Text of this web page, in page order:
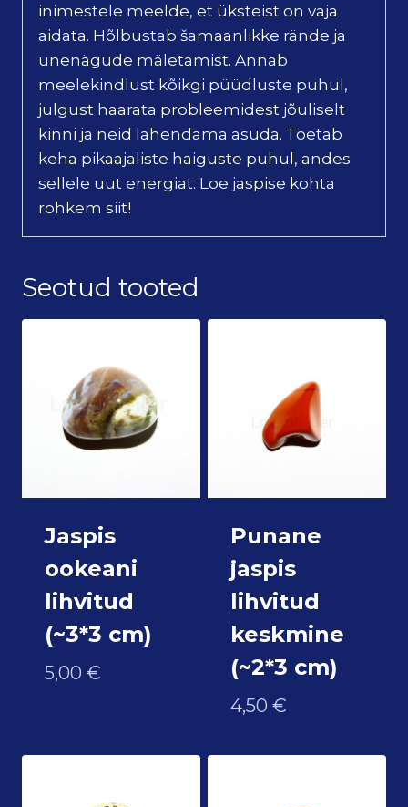
inimestele meelde, et üksteist on vaja
aidata. Hõlbustab šamaanlikke rände ja
unenägude mäletamist. Annab
meelekindlust kõikgi püüdluste puhul,
julgust haarata probleemidest jõuliselt
kinni ja neid lahendama asuda. Toetab
keha pikaajaliste haiguste puhul, andes
sellele uut energiat. Loe jaspise kohta
rohkem siit!
Seotud tooted
Jaspis
ookeani
lihvitud
(~3*3 cm)
5,00 €
Punane
jaspis
lihvitud
keskmine
(~2*3 cm)
4,50 €